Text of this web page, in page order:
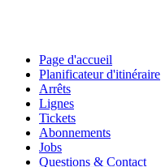
Page d'accueil
Planificateur d'itinéraire
Arrêts
Lignes
Tickets
Abonnements
Jobs
Questions & Contact